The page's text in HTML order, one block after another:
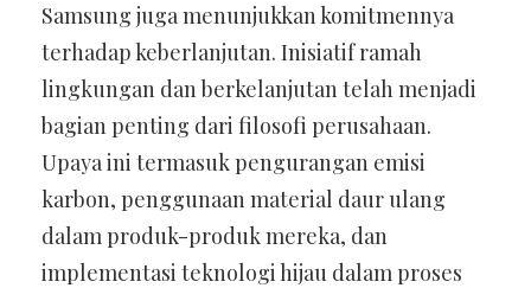
Samsung juga menunjukkan komitmennya
terhadap keberlanjutan. Inisiatif ramah
lingkungan dan berkelanjutan telah menjadi
bagian penting dari filosofi perusahaan.
Upaya ini termasuk pengurangan emisi
karbon, penggunaan material daur ulang
dalam produk-produk mereka, dan
implementasi teknologi hijau dalam proses